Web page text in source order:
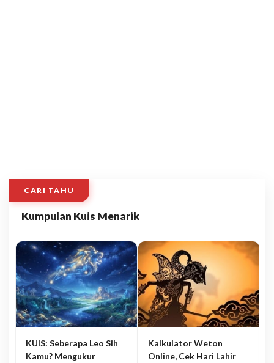
CARI TAHU
Kumpulan Kuis Menarik
KUIS: Seberapa Leo Sih
Kamu? Mengukur
Kalkulator Weton
Online, Cek Hari Lahir